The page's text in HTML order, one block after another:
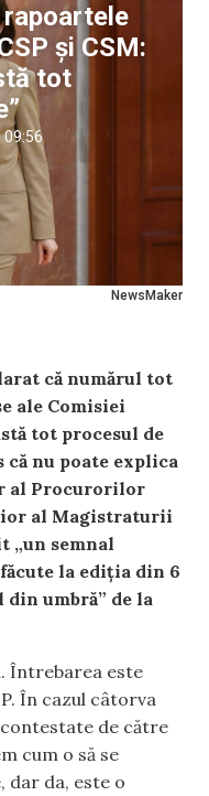
NewsMaker
rapoartele
și CSM:
tot
09:56
că numărul tot
ale Comisiei
tot procesul de
că nu poate explica
al Procurorilor
al Magistraturii
„un semnal
la ediția din 6
umbră” de la
Întrebarea este
În cazul câtorva
de către
cum o să se
dar da, este o